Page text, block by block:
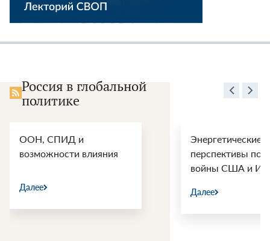
Россия в глобальной
политике
ООН, СПИД и
возможности влияния
Далее
Энергетические
перспективы
войны США и
Далее